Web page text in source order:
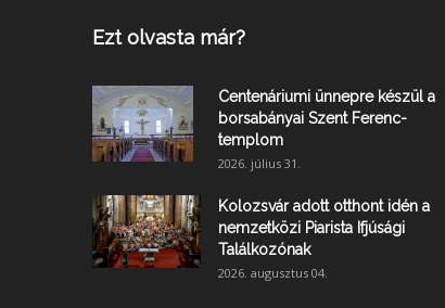
Ezt olvasta már?
Centenáriumi ünnepre készül a
borsabányai Szent Ferenc-
templom
2026. július 31.
Kolozsvár adott otthont idén a
nemzetközi Piarista Ifjúsági
Találkozónak
2026. augusztus 04.